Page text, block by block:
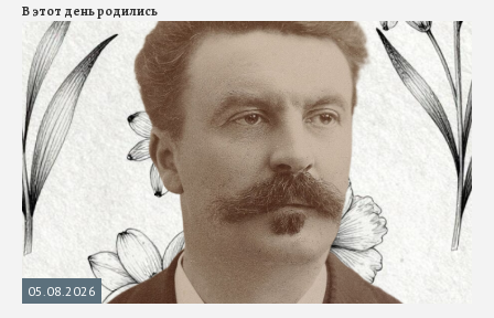
В этот день родились
05.08.2026